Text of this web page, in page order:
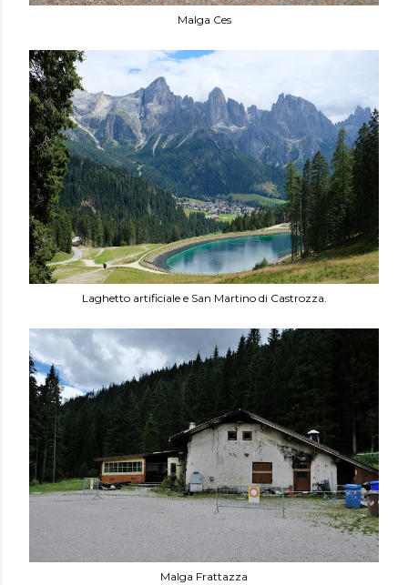
Malga Ces
Laghetto artificiale e San Martino di Castrozza.
Malga Frattazza